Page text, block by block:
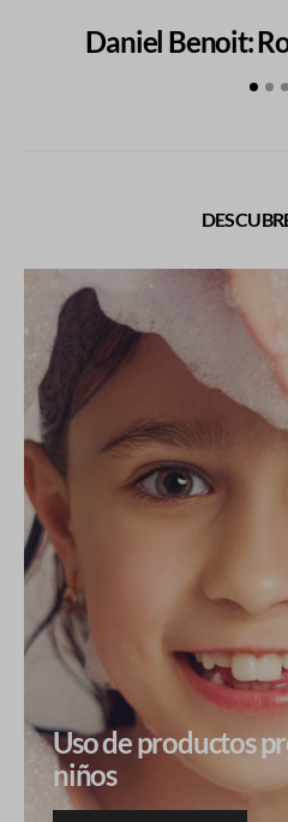
Daniel Benoit:
Uso de productos
niños